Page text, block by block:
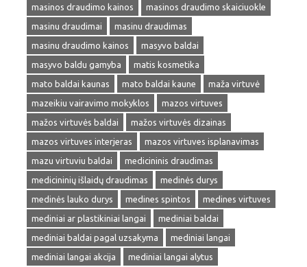
masinos draudimo kainos
masinos draudimo skaiciuokle
masinu draudimai
masinu draudimas
masinu draudimo kainos
masyvo baldai
masyvo baldu gamyba
matis kosmetika
mato baldai kaunas
mato baldai kaune
maža virtuvė
mazeikiu vairavimo mokyklos
mazos virtuves
mažos virtuvės baldai
mažos virtuvės dizainas
mazos virtuves interjeras
mazos virtuves isplanavimas
mazu virtuviu baldai
medicininis draudimas
medicininių išlaidų draudimas
medinės durys
medinės lauko durys
medines spintos
medines virtuves
mediniai ar plastikiniai langai
mediniai baldai
mediniai baldai pagal uzsakyma
mediniai langai
mediniai langai akcija
mediniai langai alytus